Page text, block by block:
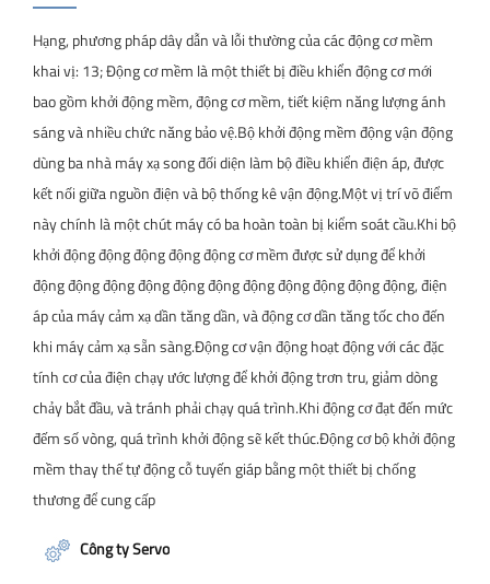
Hạng, phương pháp dây dẫn và lỗi thường của các động cơ mềm
khai vị: 13; Động cơ mềm là một thiết bị điều khiển động cơ mới
bao gồm khởi động mềm, động cơ mềm, tiết kiệm năng lượng ánh
sáng và nhiều chức năng bảo vệ.Bộ khởi động mềm động vận động
dùng ba nhà máy xạ song đối diện làm bộ điều khiển điện áp, được
kết nối giữa nguồn điện và bộ thống kê vận động.Một vị trí võ điểm
này chính là một chút máy có ba hoàn toàn bị kiểm soát cầu.Khi bộ
khởi động động động động động cơ mềm được sử dụng để khởi
động động động động động động động động động động động, điện
áp của máy cảm xạ dần tăng dần, và động cơ dần tăng tốc cho đến
khi máy cảm xạ sẵn sàng.Động cơ vận động hoạt động với các đặc
tính cơ của điện chạy ước lượng để khởi động trơn tru, giảm dòng
chảy bắt đầu, và tránh phải chạy quá trình.Khi động cơ đạt đến mức
đếm số vòng, quá trình khởi động sẽ kết thúc.Động cơ bộ khởi động
mềm thay thế tự động cỗ tuyến giáp bằng một thiết bị chống
thương để cung cấp
Công ty Servo